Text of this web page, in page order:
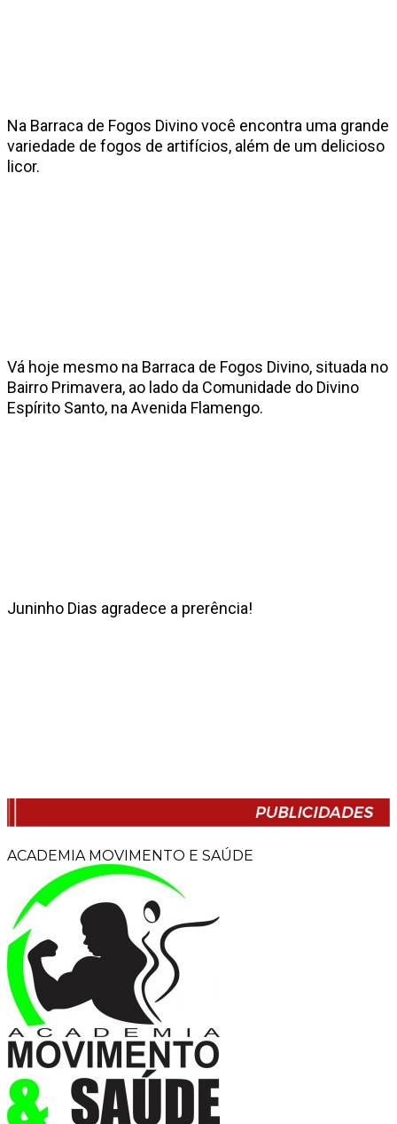
Na Barraca de Fogos Divino você encontra uma grande
variedade de fogos de artifícios, além de um delicioso
licor.
Vá hoje mesmo na Barraca de Fogos Divino, situada no
Bairro Primavera, ao lado da Comunidade do Divino
Espírito Santo, na Avenida Flamengo.
Juninho Dias agradece a prerência!
ACADEMIA MOVIMENTO E SAÚDE